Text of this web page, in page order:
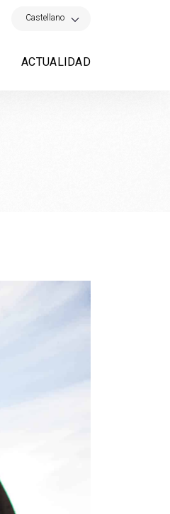
Castellano
ACTUALIDAD